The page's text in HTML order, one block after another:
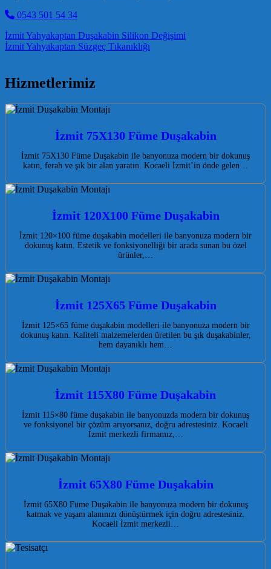
0543 501 54 34
Post navigation
İzmit Yahyakaptan Duşakabin Silikon Değişimi
İzmit Yahyakaptan Süzgeç Tıkanıklığı
Hizmetlerimiz
İzmit 75X130 Füme Duşakabin
İzmit 75X130 Füme Duşakabin ile banyonuza modern bir dokunuş
katın, ferah ve şık bir alan yaratın. Kocaeli İzmit’in önde gelen…
İzmit 120X100 Füme Duşakabin
İzmit 120×100 füme duşakabin modelleri ile banyonuza modern bir
dokunuş katın. Estetik ve fonksiyonelliği bir arada sunan bu özel
ürünler,…
İzmit 125X65 Füme Duşakabin
İzmit 125×65 füme duşakabin modelleri ile banyonuza modern bir
dokunuş katın. Kaliteli malzemelerden üretilen bu şık duşakabinler,
hem dayanıklı hem…
İzmit 115X80 Füme Duşakabin
İzmit 115×80 füme duşakabin ile banyonuzda modern bir dokunuş
ve fonksiyonel bir çözüm arıyorsanız, doğru adrestesiniz. Kocaeli
İzmit merkezli firmamız,…
İzmit 65X80 Füme Duşakabin
İzmit 65X80 Füme Duşakabin ile banyonuza modern bir dokunuş
katmak ve yaşam alanınızı dönüştürmek için doğru adrestesiniz.
Kocaeli İzmit merkezli…